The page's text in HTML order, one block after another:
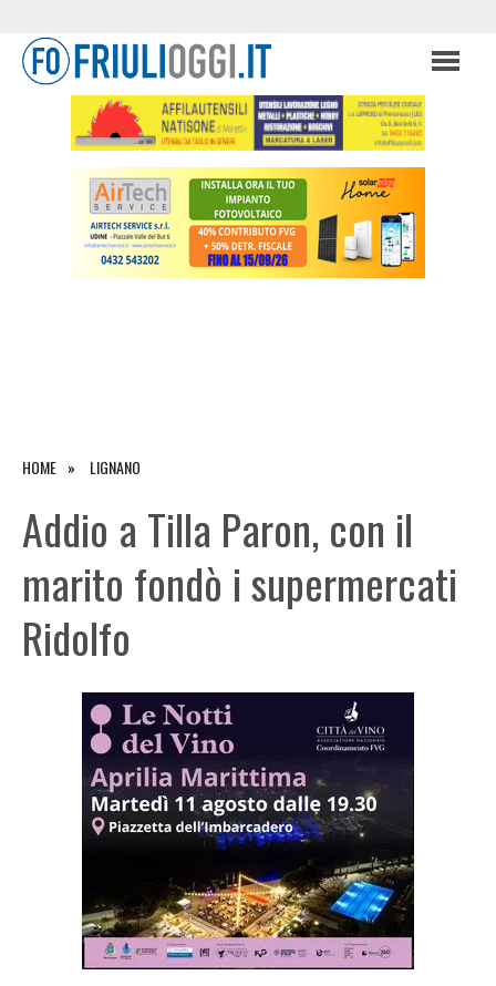
HOME LIGNANO
Addio a Tilla Paron, con il
marito fondò i supermercati
Ridolfo